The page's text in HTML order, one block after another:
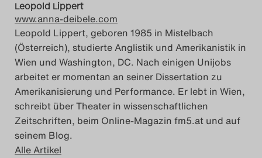
Leopold Lippert
www.anna-deibele.com
Leopold Lippert, geboren 1985 in Mistelbach
(Österreich), studierte Anglistik und Amerikanistik in
Wien und Washington, DC. Nach einigen Unijobs
arbeitet er momentan an seiner Dissertation zu
Amerikanisierung und Performance. Er lebt in Wien,
schreibt über Theater in wissenschaftlichen
Zeitschriften, beim Online-Magazin fm5.at und auf
seinem Blog.
Alle Artikel